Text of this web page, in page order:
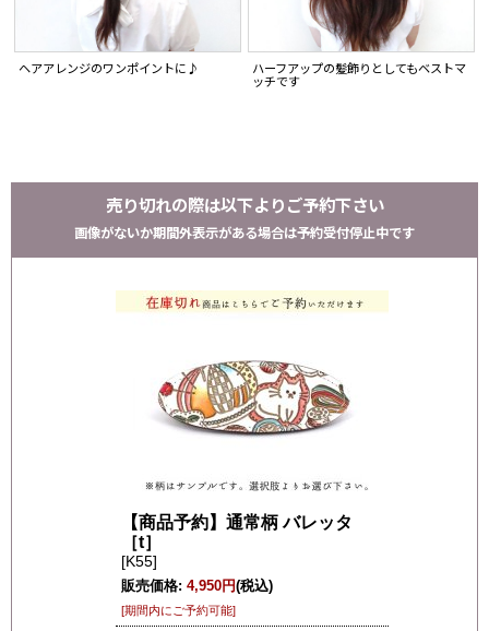
ヘアアレンジのワンポイントに♪
ハーフアップの髪飾りとしてもベストマ
ッチです
売り切れの際は以下よりご予約下さい
画像がないか期間外表示がある場合は予約受付停止中です